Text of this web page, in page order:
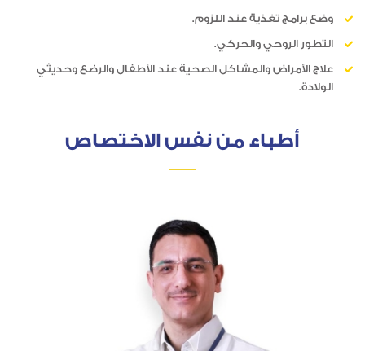
وضع برامج تغذية عند اللزوم.
التطور الروحي والحركي.
علاج الأمراض والمشاكل الصحية عند الأطفال والرضع وحديثي
الولادة.
أطباء من نفس الاختصاص